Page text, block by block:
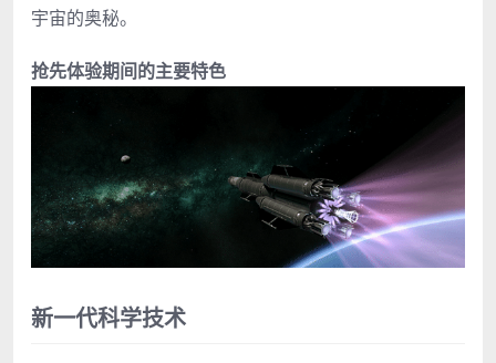
宇宙的奥秘。
抢先体验期间的主要特色
新一代科学技术